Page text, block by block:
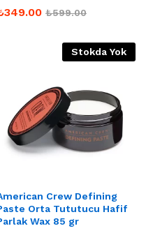
349.00 ₺599.00
Stokda Yok
Crew Defining
Orta Tututucu Hafif
Wax 85 gr